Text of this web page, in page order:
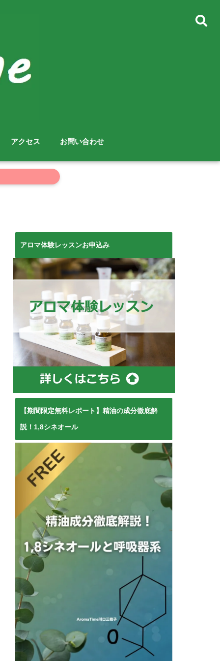
アクセス お問い合わせ
アロマ体験レッスンお申込み
【期間限定無料レポート】精油の成分徹底解
説！1,8シネオール